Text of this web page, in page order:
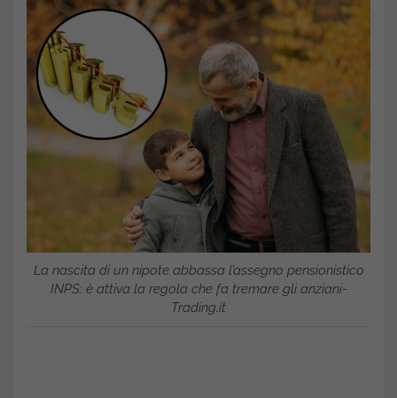
La nascita di un nipote abbassa l’assegno pensionistico
INPS: è attiva la regola che fa tremare gli anziani-
Trading.it